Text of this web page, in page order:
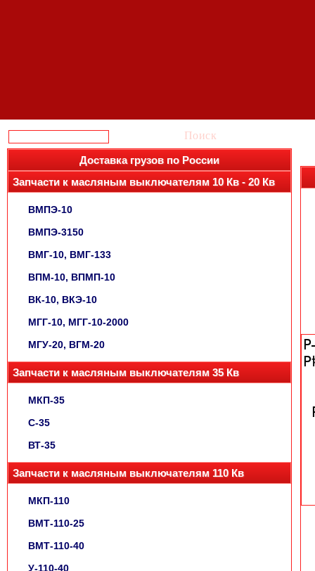
Поиск
Доставка грузов по России
Запчасти к масляным выключателям 10 Кв - 20 Кв
ВМПЭ-10
ВМПЭ-3150
ВМГ-10, ВМГ-133
ВПМ-10, ВПМП-10
ВК-10, ВКЭ-10
МГГ-10, МГГ-10-2000
МГУ-20, ВГМ-20
Запчасти к масляным выключателям 35 Кв
МКП-35
С-35
ВТ-35
Запчасти к масляным выключателям 110 Кв
МКП-110
ВМТ-110-25
ВМТ-110-40
У-110-40